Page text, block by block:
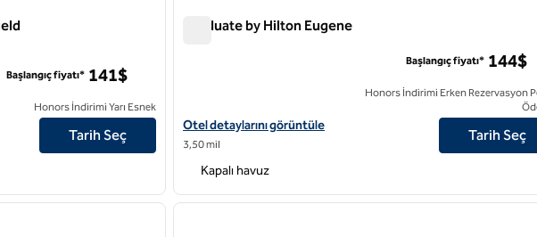
detaylarını görüntüleyin
Başlangıç fiyatı* 141$
Honors İndirimi Yarı Esnek
Tarih Seç
Graduate by Hilton Eugene
Graduate by Hilton Eugene için otel detaylarını görüntüleyin
Otel detaylarını görüntüle
3,50 mil
Başlangıç fiyatı* 144$
Honors İndirimi Erken Rezervasyon
Tarih Seç
Kapalı havuz
sonraki görsel
1 / 12